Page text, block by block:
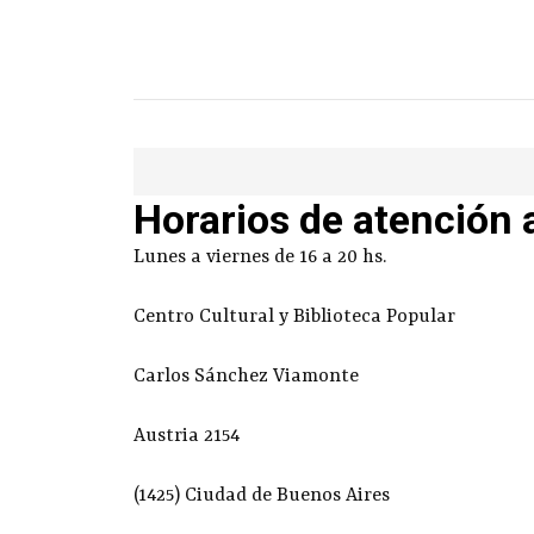
Horarios de atención
Lunes a viernes de 16 a 20 hs.
Centro Cultural y Biblioteca Popular
Carlos Sánchez Viamonte
Austria 2154
(1425) Ciudad de Buenos Aires